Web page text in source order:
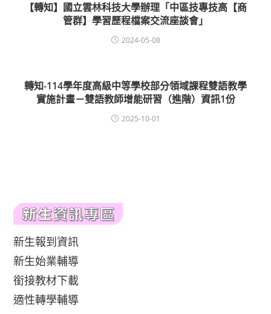
【轉知】國立雲林科技大學辦理「中區技專技高【商
管群】學習歷程檔案交流座談會」
2024-05-08
轉知-114學年度高級中等學校部分領域課程雙語教學
實施計畫－雙語教師增能研習（進階）資訊1份
2025-10-01
新生報到資訊
新生始業輔導
銜接教材下載
適性轉學輔導